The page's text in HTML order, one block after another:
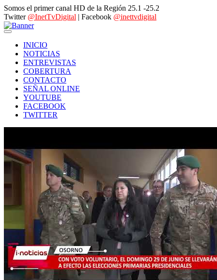
Somos el primer canal HD de la Región 25.1 -25.2
Twitter @InetTvDigital | Facebook @inettvdigital
INICIO
NOTICIAS
ENTREVISTAS
COBERTURA
CONTACTO
SEÑAL ONLINE
YOUTUBE
FACEBOOK
TWITTER